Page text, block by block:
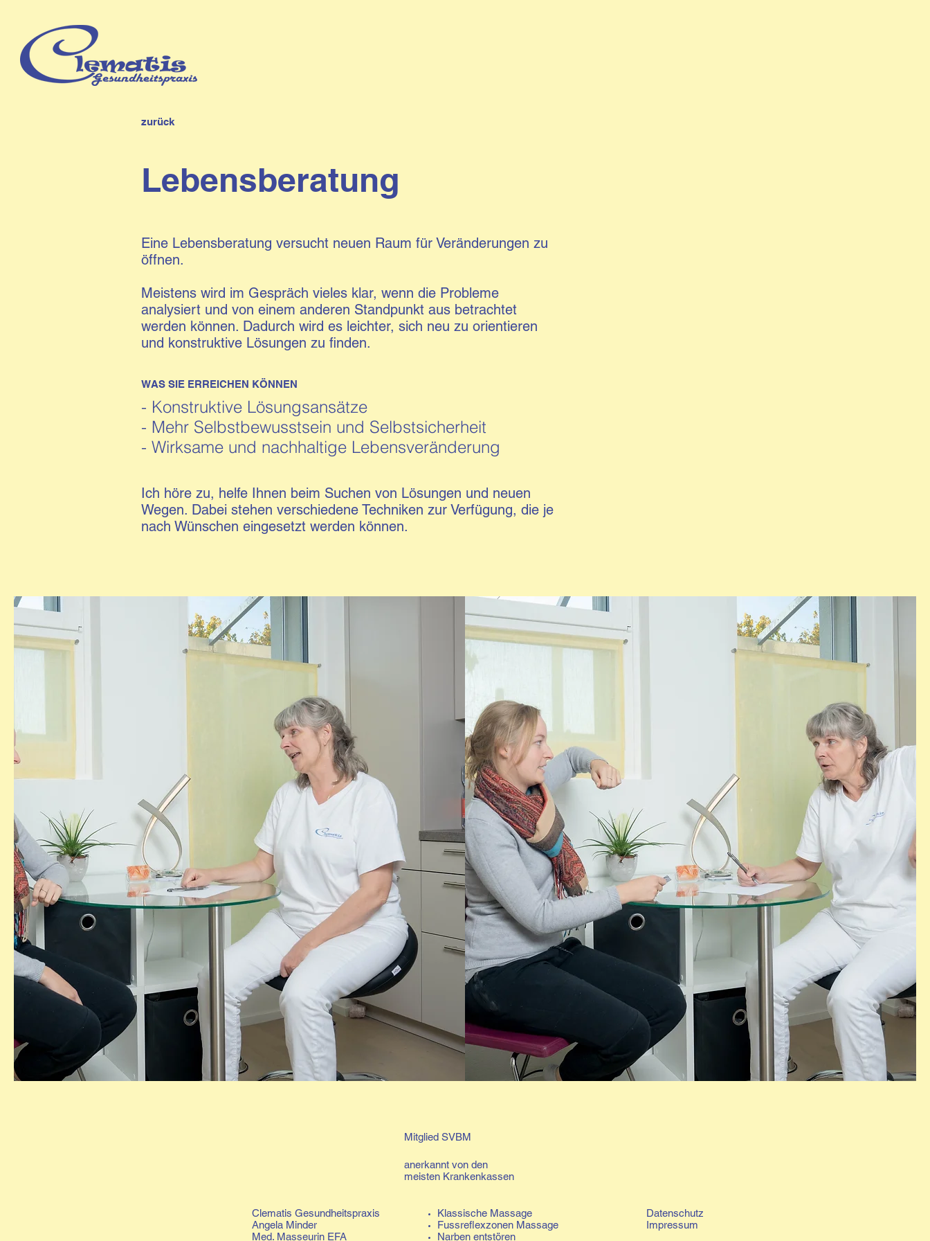
zurück
Lebensberatung
Eine Lebensberatung versucht neuen Raum für Veränderungen zu
öffnen.
Meistens wird im Gespräch vieles klar, wenn die Probleme
analysiert und von einem anderen Standpunkt aus betrachtet
werden können. Dadurch wird es leichter, sich neu zu orientieren
und konstruktive Lösungen zu finden.
WAS SIE ERREICHEN KÖNNEN
- Konstruktive Lösungsansätze
- Mehr Selbstbewusstsein und Selbstsicherheit
- Wirksame und nachhaltige Lebensveränderung
Ich höre zu, helfe Ihnen beim Suchen von Lösungen und neuen
Wegen. Dabei stehen verschiedene Techniken zur Verfügung, die je
nach Wünschen eingesetzt werden können.
Mitglied SVBM
anerkannt von den
meisten Krankenkassen
Clematis Gesundheitspraxis
Angela Minder
Med. Masseurin EFA
Klassische Massage
Fussreflexzonen Massage
Narben entstören
Datenschutz
Impressum